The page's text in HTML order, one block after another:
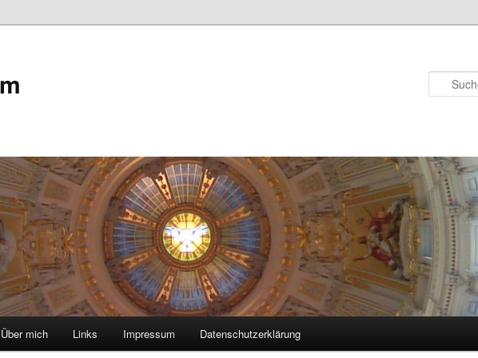
Über mich Links Impressum Datenschutzerklärung